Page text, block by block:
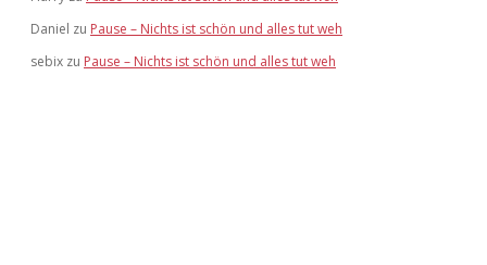
Daniel zu Pause – Nichts ist schön und alles tut weh
sebix zu Pause – Nichts ist schön und alles tut weh